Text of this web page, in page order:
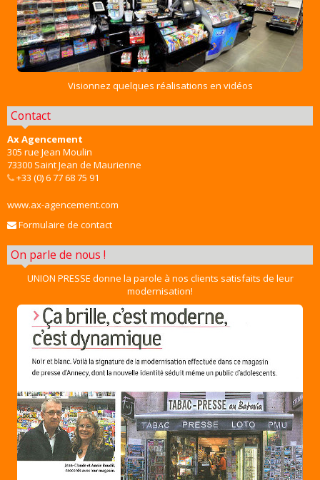
Visionnez quelques réalisations en vidéos
Contact
Ax Agencement
305 rue Jean Moulin
73300 Saint Jean de Maurienne
+33 (0) 6 77 68 75 91
www.ax-agencement.com
Formulaire de contact
On parle de nous !
UNION PRESSE donne la parole à nos clients satisfaits de leur
modernisation!